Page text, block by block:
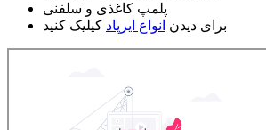
برای دیدن انواع ایرپاد کیلیک کنید